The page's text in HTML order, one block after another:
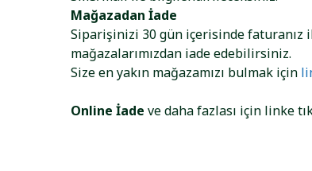
Mağazadan İade
Siparişinizi 30 gün içerisinde faturanız
mağazalarımızdan iade edebilirsiniz.
Size en yakın mağazamızı bulmak için
Online İade ve daha fazlası için linke